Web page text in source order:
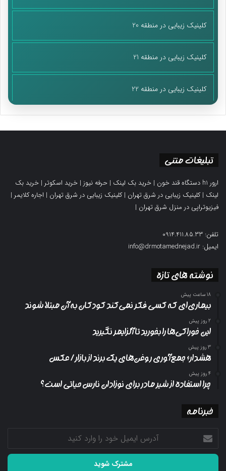
کلینیک زیبایی در منطقه 20
کلینیک زیبایی در منطقه 21
کلینیک زیبایی در منطقه 22
تبلیغات متنی
ارور h1 دستگاه قند خون | خرید بک لینک | حرفه نیوز | خرید اسکوتر | خرید بک
لینک |کلینیک زیبایی در شرق تهران |کلینیک زیبایی در شرق تهران | اجاره کلایمر |
فیزیوتراپی در منزل شرق تهران |
تلفن: 0914.411.85.33
ایمیل: info@drmotamednejad.ir
نوشته های تازه
18 ساعت پیش
بیماری‌ای که کسی فکر نمی‌کند کودکان به آن مبتلا شوند
2 روز پیش
این خوراکی‌ها را بخورید تا آلزایمر نگیرید
3 روز پیش
هشدار؛ جمع‌آوری روغن‌های یک برند از بازار/ عکس
4 روز پیش
چرا استفاده از شیر مادر برای نوزادان نارس حیاتی است؟
خبرنامه
آدرس
ایمیل
خود